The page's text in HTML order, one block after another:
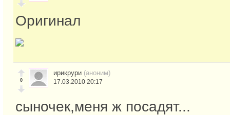
Оригинал
0
ирикрури (аноним)
17.03.2010 20:17
сыночек,меня ж посадят...